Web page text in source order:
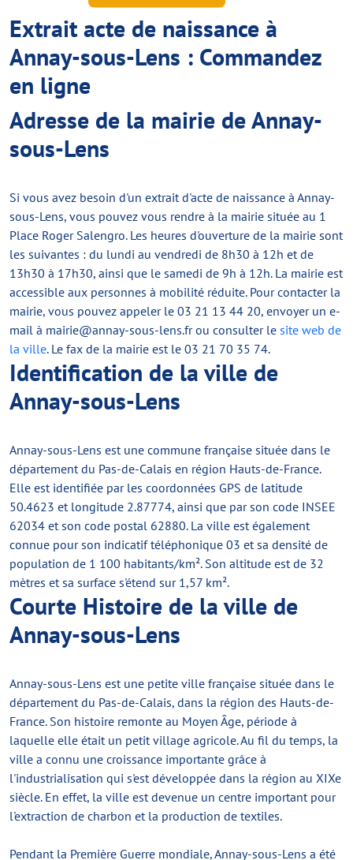
Extrait acte de naissance à
Annay-sous-Lens : Commandez
en ligne
Adresse de la mairie de Annay-
sous-Lens
Si vous avez besoin d'un extrait d'acte de naissance à Annay-
sous-Lens, vous pouvez vous rendre à la mairie située au 1
Place Roger Salengro. Les heures d'ouverture de la mairie sont
les suivantes : du lundi au vendredi de 8h30 à 12h et de
13h30 à 17h30, ainsi que le samedi de 9h à 12h. La mairie est
accessible aux personnes à mobilité réduite. Pour contacter la
mairie, vous pouvez appeler le 03 21 13 44 20, envoyer un e-
mail à mairie@annay-sous-lens.frou consulter le site web de
la ville. Le fax de la mairie est le 03 21 70 35 74.
Identification de la ville de
Annay-sous-Lens
Annay-sous-Lens est une commune française située dans le
département du Pas-de-Calais en région Hauts-de-France.
Elle est identifiée par les coordonnées GPS de latitude
50.4623 et longitude 2.87774, ainsi que par son code INSEE
62034 et son code postal 62880. La ville est également
connue pour son indicatif téléphonique 03 et sa densité de
population de 1 100 habitants/km². Son altitude est de 32
mètres et sa surface s'étend sur 1,57 km².
Courte Histoire de la ville de
Annay-sous-Lens
Annay-sous-Lens est une petite ville française située dans le
département du Pas-de-Calais, dans la région des Hauts-de-
France. Son histoire remonte au Moyen Âge, période à
laquelle elle était un petit village agricole. Au fil du temps, la
ville a connu une croissance importante grâce à
l'industrialisation qui s'est développée dans la région au XIXe
siècle. En effet, la ville est devenue un centre important pour
l'extraction de charbon et la production de textiles.
Pendant la Première Guerre mondiale, Annay-sous-Lens a été